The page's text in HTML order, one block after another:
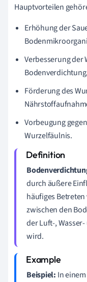
Hauptvorteilen
Erhöhung der
Verbesserung der
Bodenverdichtung.
Förderung des
Vorbeugung
Wurzelfäulnis.
durch äußere
häufiges
zwischen den
der Luft-,
wird.
Beispiel: In